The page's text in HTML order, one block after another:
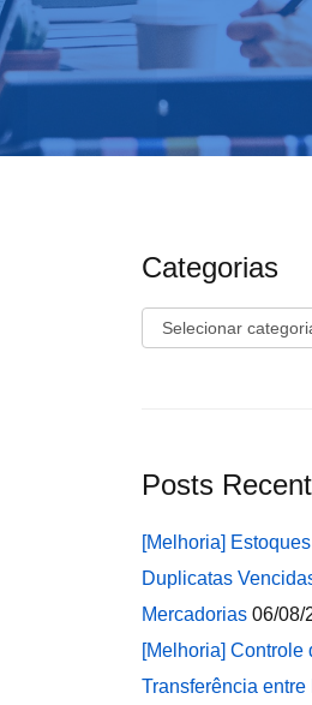
Categorias
Categorias
Posts
[Melhoria]
Duplicatas
Mercadorias 06/08/
[Melhoria] Controle
Transferência